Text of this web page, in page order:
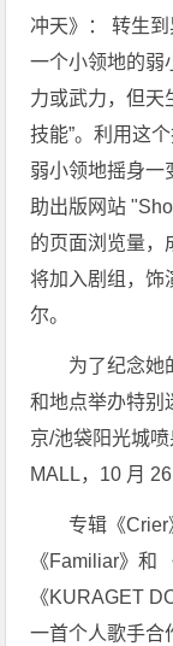
冲天》： 转生
一个小领地的弱
力或武力，但天
技能”。利用这
弱小领地摇身一
助出版网站
的页面浏览量，
将加入剧组，饰
尔。
为了纪念她
和地点举办特别
京/池袋阳光城
MALL，10 月
专辑《
《Familiar》和
《KURAGET
一首个人歌手合